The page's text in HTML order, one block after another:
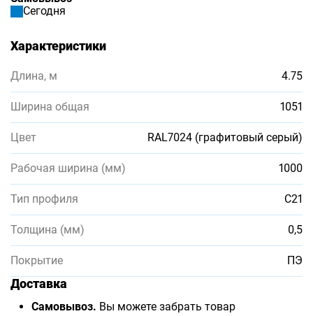
Сегодня
Характеристики
Длина, м 4.75
Ширина общая 1051
Цвет RAL7024 (графитовый серый)
Рабочая ширина (мм) 1000
Тип профиля С21
Толщина (мм) 0,5
Покрытие ПЭ
Доставка
Самовывоз. Вы можете забрать товар